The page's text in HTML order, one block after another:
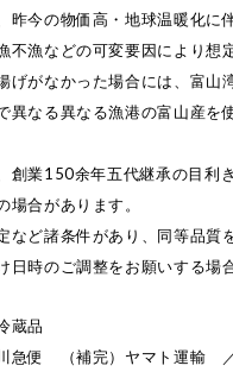
昨今の物価高・地球温暖化に
不漁などの可変要因により想
げがなかった場合には、富山
異なる異なる漁港の富山産を
創業150余年五代継承の目利
場合があります。
など諸条件があり、同等品質
日時のご調整をお願いする場
蔵品
川急便 （補完）ヤマト運輸